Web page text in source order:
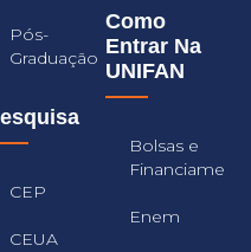
Como
Entrar Na
UNIFAN
Bolsas e
Enem
Pós-
Graduação
CEP
CEUA